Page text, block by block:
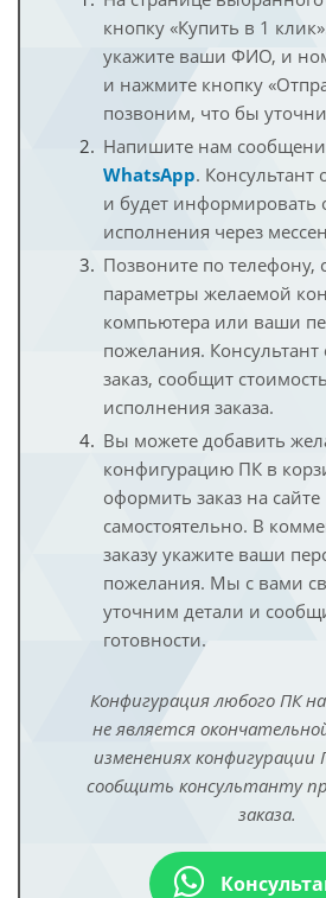
кнопку «Купить в 1
укажите ваши ФИО, и
и нажмите кнопку
позвоним, что бы
Напишите нам
WhatsApp. Консультант
и будет информировать
исполнения через
Позвоните по телефону,
параметры желаемой
компьютера или ваши
пожелания.
заказ, сообщит
исполнения заказа.
Вы можете добавить
конфигурацию ПК в
оформить заказ на сайте
самостоятельно. В
заказу укажите ваши
пожелания. Мы с вами
уточним детали и
готовности.
Конфигурация любого ПК
не является
изменениях
сообщить консультанту
заказа.